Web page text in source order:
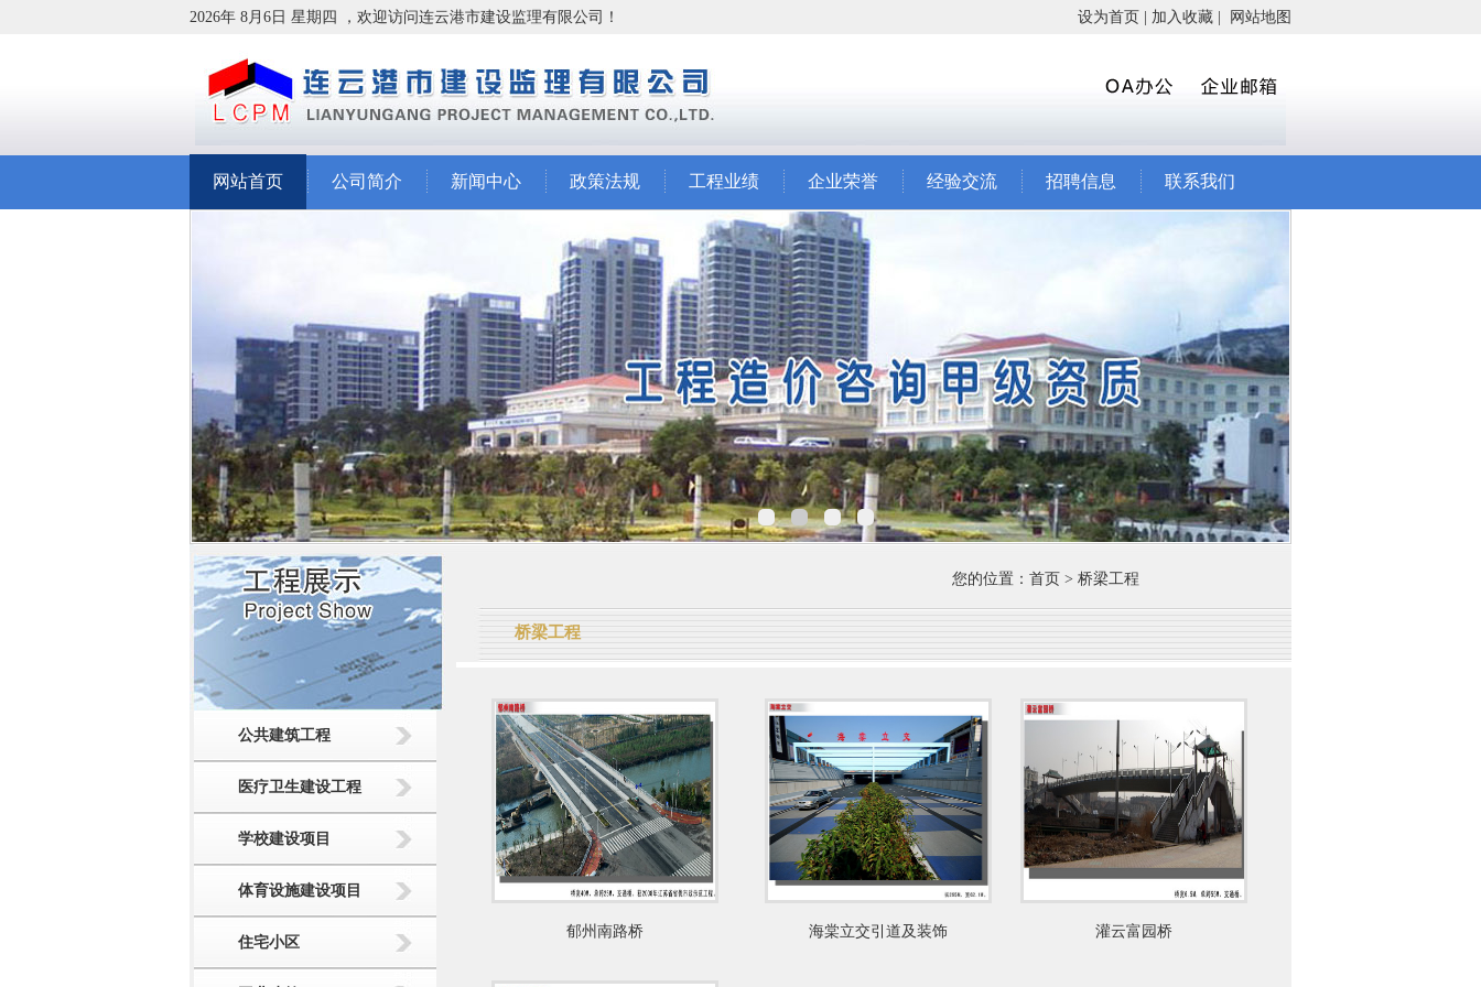
2026年 8月6日 星期四 ，欢迎访问连云港市建设监理有限公司！ 设为首页 加入收藏 网站地图
网站首页 公司简介 新闻中心 政策法规 工程业绩 企业荣誉 经验交流 招聘信息 联系我们
公共建筑工程
医疗卫生建设工程
学校建设项目
体育设施建设项目
住宅小区
您的位置：首页 > 桥梁工程
桥梁工程
郁州南路桥 海棠立交引道及装饰 灌云富园桥